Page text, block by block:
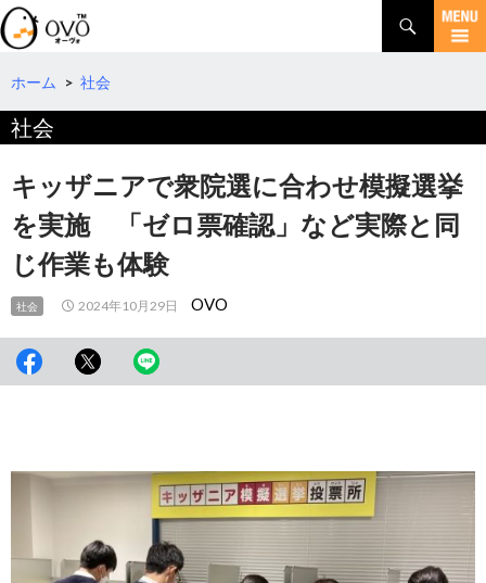
検
索
コ
テ
ツ
へ
動
ホーム > 社会
社会
キッザニアで衆院選に合わせ模擬選挙
を実施 「ゼロ票確認」など実際と同
じ作業も体験
社会 2024年10月29日 OVO